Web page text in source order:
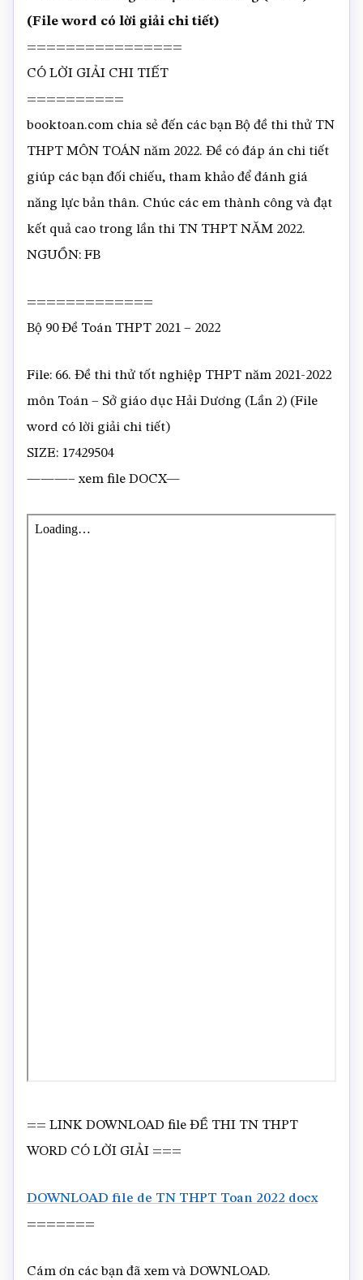
(File word có lời giải chi tiết)
================
CÓ LỜI GIẢI CHI TIẾT
==========
booktoan.com chia sẻ đến các bạn Bộ đề thi thử TN
THPT MÔN TOÁN năm 2022. Đề có đáp án chi tiết
giúp các bạn đối chiếu, tham khảo để đánh giá
năng lực bản thân. Chúc các em thành công và đạt
kết quả cao trong lần thi TN THPT NĂM 2022.
NGUỒN: FB
=============
Bộ 90 Đề Toán THPT 2021 – 2022
File: 66. Đề thi thử tốt nghiệp THPT năm 2021-2022
môn Toán – Sở giáo dục Hải Dương (Lần 2) (File
word có lời giải chi tiết)
SIZE: 17429504
———– xem file DOCX—
== LINK DOWNLOAD file ĐỀ THI TN THPT
WORD CÓ LỜI GIẢI ===
DOWNLOAD file de TN THPT Toan 2022 docx
=======
Cám ơn các bạn đã xem và DOWNLOAD.